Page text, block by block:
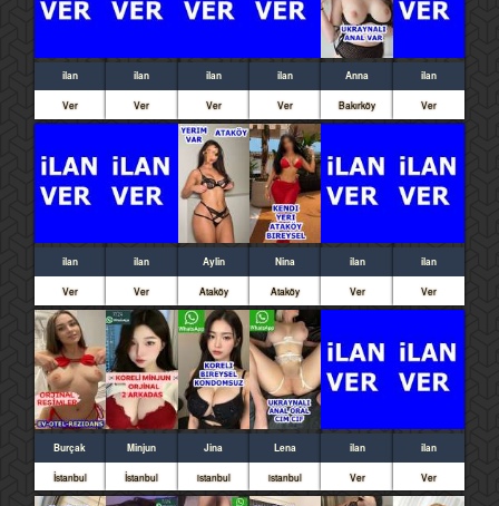
ilan
Ver
ilan
Ver
ilan
Ver
ilan
Ver
Anna
Bakırköy
ilan
Ver
ilan
Ver
ilan
Ver
Aylin
Ataköy
Nina
Ataköy
ilan
Ver
ilan
Ver
Burçak
İstanbul
Minjun
İstanbul
Jina
istanbul
Lena
istanbul
ilan
Ver
ilan
Ver